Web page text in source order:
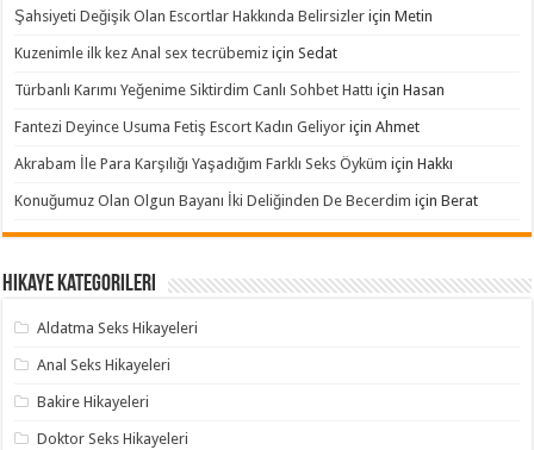
Şahsiyeti Değişik Olan Escortlar Hakkında Belirsizler içinMetin
Kuzenimle ilk kez Anal sex tecrübemiz içinSedat
Türbanlı Karımı Yeğenime Siktirdim Canlı Sohbet Hattı içinHasan
Fantezi Deyince Usuma Fetiş Escort Kadın Geliyor içinAhmet
Akrabam İle Para Karşılığı Yaşadığım Farklı Seks Öyküm içinHakkı
Konuğumuz Olan Olgun Bayanı İki Deliğinden De Becerdim içinBerat
Hikaye Kategorileri
Aldatma Seks Hikayeleri
Anal Seks Hikayeleri
Bakire Hikayeleri
Doktor Seks Hikayeleri